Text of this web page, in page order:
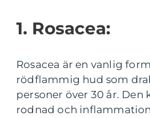
1. Rosacea:
Rosacea är en vanlig
rödflammig hud som
personer över 30 år. Den
rodnad och